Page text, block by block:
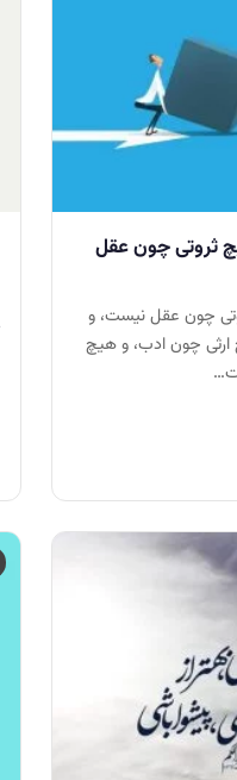
ثروتى چون عقل
چون عقل نیست، و
چون ادب، و هيچ